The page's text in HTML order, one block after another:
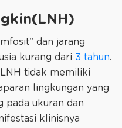
dan jarang
kurang dari 3 tahun.
tidak memiliki
lingkungan yang
pada ukuran dan
klinisnya